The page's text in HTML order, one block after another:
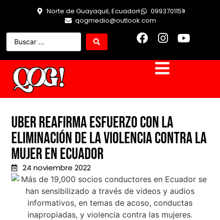
Norte de Guayaquil, Ecuador
0993701151
qogmedio@outlook.com
Uber reafirma esfuerzo con la
eliminación de la violencia contra la
mujer en Ecuador
24 noviembre 2022